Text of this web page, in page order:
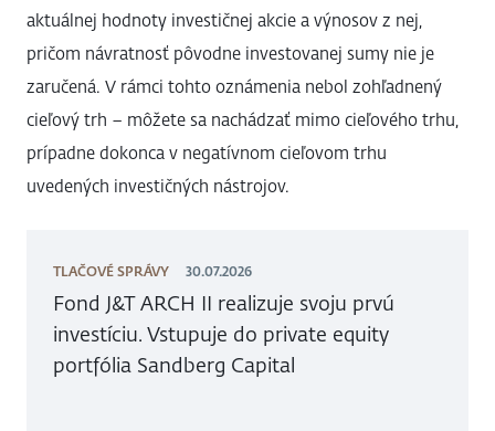
aktuálnej hodnoty investičnej akcie a výnosov z nej,
pričom návratnosť pôvodne investovanej sumy nie je
zaručená. V rámci tohto oznámenia nebol zohľadnený
cieľový trh – môžete sa nachádzať mimo cieľového trhu,
prípadne dokonca v negatívnom cieľovom trhu
uvedených investičných nástrojov.
TLAČOVÉ SPRÁVY 30.07.2026
Fond J&T ARCH II realizuje svoju prvú
investíciu. Vstupuje do private equity
portfólia Sandberg Capital